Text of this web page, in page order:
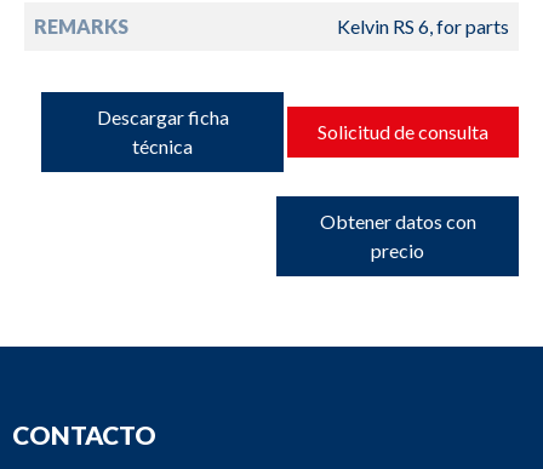
REMARKS Kelvin RS 6, for parts
Descargar ficha
técnica
Solicitud de consulta
Obtener datos con
precio
CONTACTO